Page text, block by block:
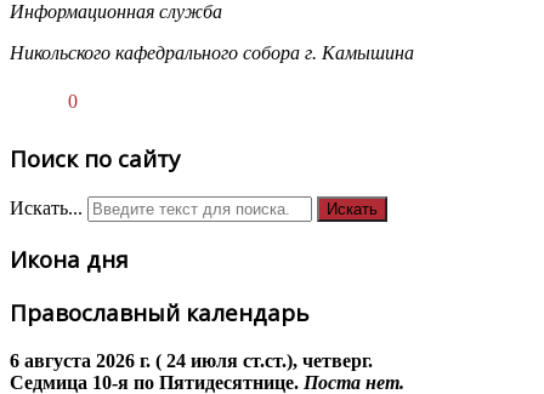
Информационная служба
Никольского кафедрального собора г. Камышина
0
Поиск по сайту
Искать... Искать
Икона дня
Православный календарь
6 августа 2026 г. ( 24 июля ст.ст.), четверг.
Седмица 10-я по Пятидесятнице. Поста нет.